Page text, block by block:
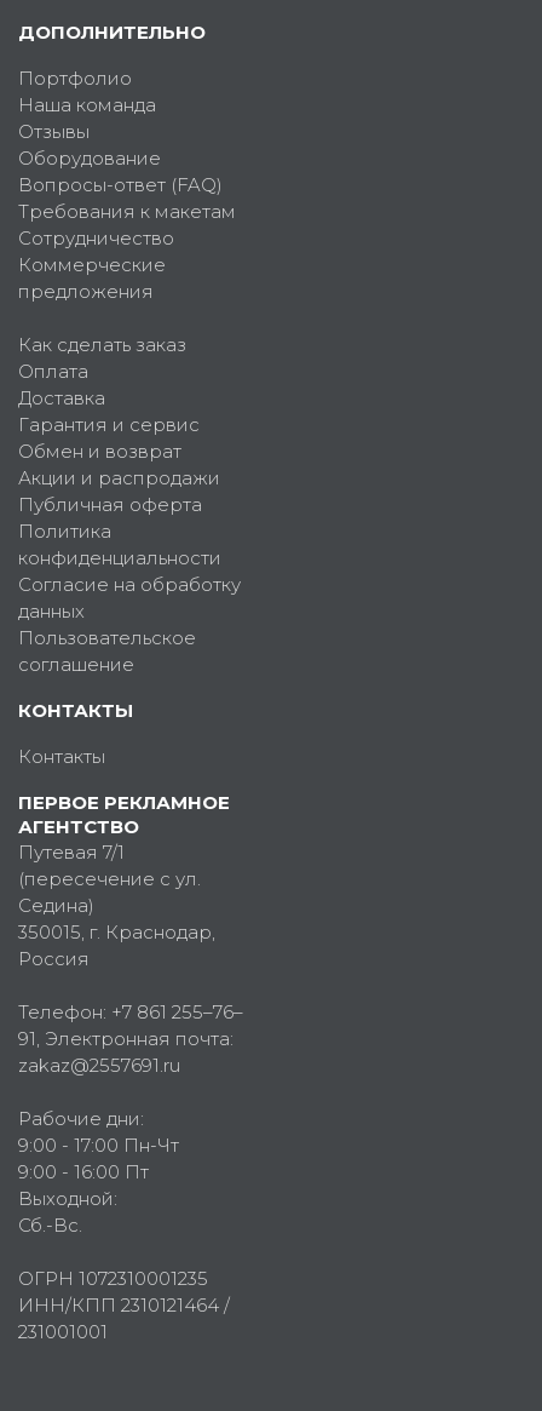
ДОПОЛНИТЕЛЬНО
Портфолио
Наша команда
Отзывы
Оборудование
Вопросы-ответ (FAQ)
Требования к макетам
Сотрудничество
Коммерческие
предложения
Как сделать заказ
Оплата
Доставка
Гарантия и сервис
Обмен и возврат
Акции и распродажи
Публичная оферта
Политика
конфиденциальности
Согласие на обработку
данных
Пользовательское
соглашение
КОНТАКТЫ
Контакты
ПЕРВОЕ РЕКЛАМНОЕ
АГЕНТСТВО
Путевая 7/1
(пересечение с ул.
Седина)
350015, г. Краснодар,
Россия
Телефон: +7 861 255–76–
91, Электронная почта:
zakaz@2557691.ru
Рабочие дни:
9:00 - 17:00 Пн-Чт
9:00 - 16:00 Пт
Выходной:
Сб.-Вс.
ОГРН 1072310001235
ИНН/КПП 2310121464 /
231001001